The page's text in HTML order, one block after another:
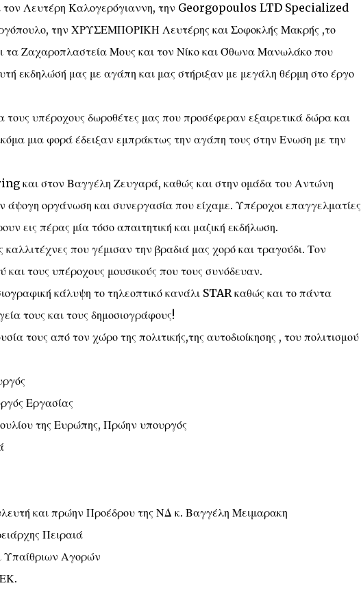
τον Λευτέρη Καλογερόγιαννη, την Georgopoulos LTD Specialized
την ΧΡΥΣΕΜΠΟΡΙΚΗ Λευτέρης και Σοφοκλής Μακρής ,το
Ζαχαροπλαστεία Μους και τον Νίκο και Όθωνα Μανωλάκο που
εκδηλώσή μας με αγάπη και μας στήριξαν με μεγάλη θέρμη στο έργο
υπέροχους δωροθέτες μας που προσέφεραν εξαιρετικά δώρα και
μια φορά έδειξαν εμπράκτως την αγάπη τους στην Ενωση με την
και στον Βαγγέλη Ζευγαρά, καθώς και στην ομάδα του Αντώνη
άψογη οργάνωση και συνεργασία που είχαμε. Υπέροχοι επαγγελματίες
εις πέρας μία τόσο απαιτητική και μαζική εκδήλωση.
καλλιτέχνες που γέμισαν την βραδιά μας χορό και τραγούδι. Τον
τους υπέροχους μουσικούς που τους συνόδευαν.
κάλυψη το τηλεοπτικό κανάλι STAR καθώς και το πάντα
τους και τους δημοσιογράφους!
τους από τον χώρο της πολιτικής,της αυτοδιοίκησης , του πολιτισμού
Εργασίας
της Ευρώπης, Πρώην υπουργός
και πρώην Προέδρου της ΝΔ κ. Βαγγέλη Μειμαρακη
Πειραιά
Υπαίθριων Αγορών